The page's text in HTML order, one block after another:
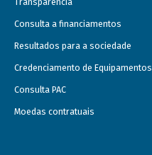
Consulta a financiamentos
Resultados para a sociedade
Credenciamento de Equipamentos
Consulta PAC
Moedas contratuais